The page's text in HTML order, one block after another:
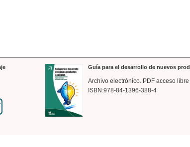
Guía para el desarrollo de nuevos
Archivo electrónico. PDF acceso libre
ISBN:978-84-1396-388-4